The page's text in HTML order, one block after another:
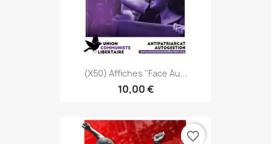
(x50) Affiches ''Face Au...
10,00 €
favorite_border